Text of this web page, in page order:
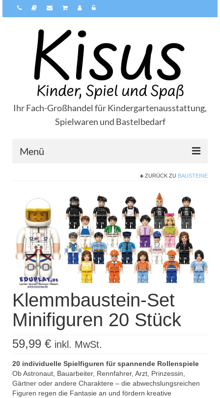
Ihr Fach-Großhandel für Kindergartenausstattung,
Spielwaren und Bastelbedarf
Menü
Zahlungsarten
Versandarten
Kisus Katalog anfordern
Newsletter
Kontakt
Log In / Mein Konto
Products
search
ZURÜCK ZU BAUSTEINE
Klemmbaustein-Set
Minifiguren 20 Stück
59,99 € inkl. MwSt.
20 individuelle Spielfiguren für spannende Rollenspiele
Ob Astronaut, Bauarbeiter, Rennfahrer, Arzt, Prinzessin,
Gärtner oder andere Charaktere – die abwechslungsreichen
Figuren regen die Fantasie an und fördern kreative